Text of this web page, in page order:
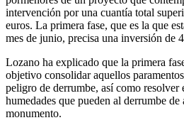
intervención por una cuantía total
euros. La primera fase, que es la que
mes de junio, precisa una inversión de
Lozano ha explicado que la primera
objetivo consolidar aquellos
peligro de derrumbe, así como resolver
humedades que pueden al derrumbe de
monumento.